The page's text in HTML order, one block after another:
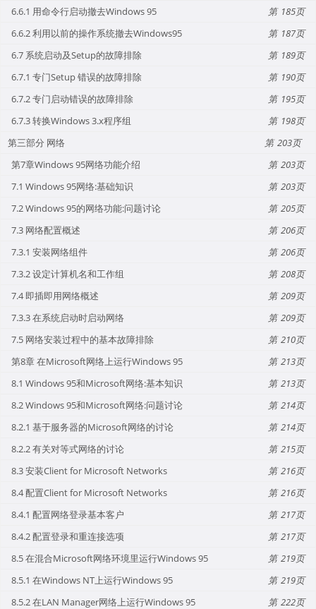
6.6.1 用命令行启动撤去Windows 95
185
6.6.2 利用以前的操作系统撤去Windows95
187
6.7 系统启动及Setup的故障排除
189
6.7.1 专门Setup 错误的故障排除
190
6.7.2 专门启动错误的故障排除
195
6.7.3 转换Windows 3.x程序组
198
第三部分 网络
203
第7章Windows 95网络功能介绍
203
7.1 Windows 95网络:基础知识
203
7.2 Windows 95的网络功能:问题讨论
205
7.3 网络配置概述
206
7.3.1 安装网络组件
206
7.3.2 设定计算机名和工作组
208
7.4 即插即用网络概述
209
7.3.3 在系统启动时启动网络
209
7.5 网络安装过程中的基本故障排除
210
第8章 在Microsoft网络上运行Windows 95
213
8.1 Windows 95和Microsoft网络:基本知识
213
8.2 Windows 95和Microsoft网络:问题讨论
214
8.2.1 基于服务器的Microsoft网络的讨论
214
8.2.2 有关对等式网络的讨论
215
8.3 安装Client for Microsoft Networks
216
8.4 配置Client for Microsoft Networks
216
8.4.1 配置网络登录基本客户
217
8.4.2 配置登录和重连接选项
217
8.5 在混合Microsoft网络环境里运行Windows 95
219
8.5.1 在Windows NT上运行Windows 95
219
8.5.2 在LAN Manager网络上运行Windows 95
222